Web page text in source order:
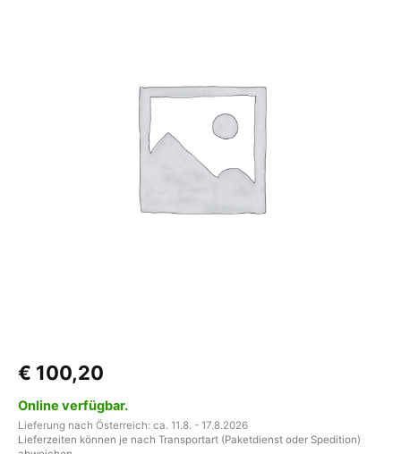
€ 100,20
Online verfügbar.
Lieferung nach Österreich: ca. 11.8. - 17.8.2026
Lieferzeiten können je nach Transportart (Paketdienst oder Spedition)